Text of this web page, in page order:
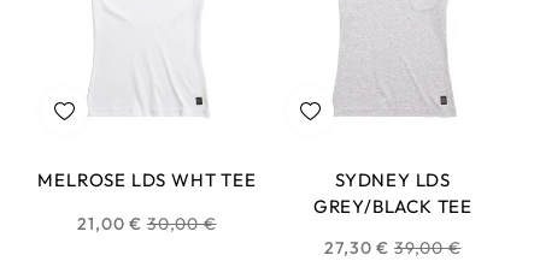
MELROSE LDS WHT TEE
21,00 € Prix
30,00 €
SYDNEY LDS
GREY/BLACK TEE
27,30 € Prix
39,00 €